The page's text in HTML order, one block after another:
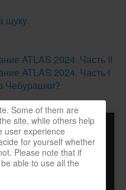
щуку.
ATLAS 2024. Часть II
ATLAS 2024. Часть I
Чебурашки?
Some of them are
site, while others help
user experience
for yourself whether
Please note that if
able to use all the